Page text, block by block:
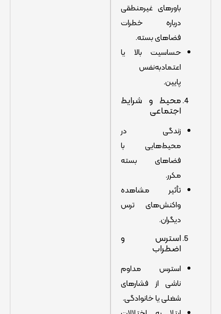
باورهای غیرمنطقی
درباره خطرات
فضاهای بسته.
حساسیت بالا یا
اعتمادبه‌نفس
پایین.
محیط و شرایط
اجتماعی
زندگی در
محیط‌هایی با
فضاهای بسته
مکرر.
تأثیر مشاهده
واکنش‌های ترس
دیگران.
استرس و
اضطراب
استرس مداوم
ناشی از فشارهای
شغلی یا خانوادگی.